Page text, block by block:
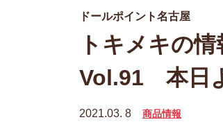
ドールポイント名古屋
トキメキの
Vol.91 本日
2021.03. 8 商品情報